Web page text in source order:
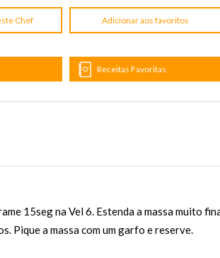
Chef Adicionar aos favoritos
Receitas Favoritas
15seg na Vel 6. Estenda a massa muito
Pique a massa com um garfo e reserve.